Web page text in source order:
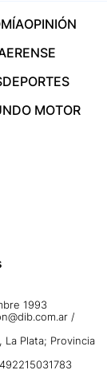
OPINIÓN
DEPORTES
MOTOR
1993
/
Plata; Provincia